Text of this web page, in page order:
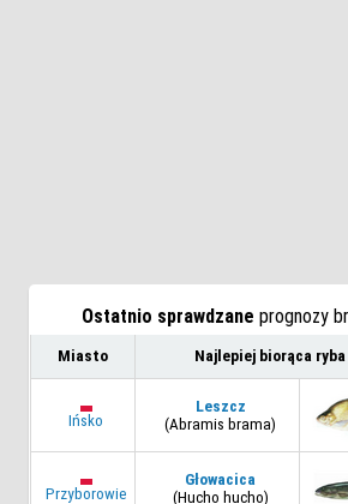
Ostatnio sprawdzane prognozy
Miasto Najlepiej biorąca ryba
Ińsko
Leszcz
(Abramis brama)
Przyborowie
Głowacica
(Hucho hucho)